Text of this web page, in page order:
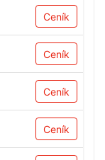
Ceník
Ceník
Ceník
Ceník